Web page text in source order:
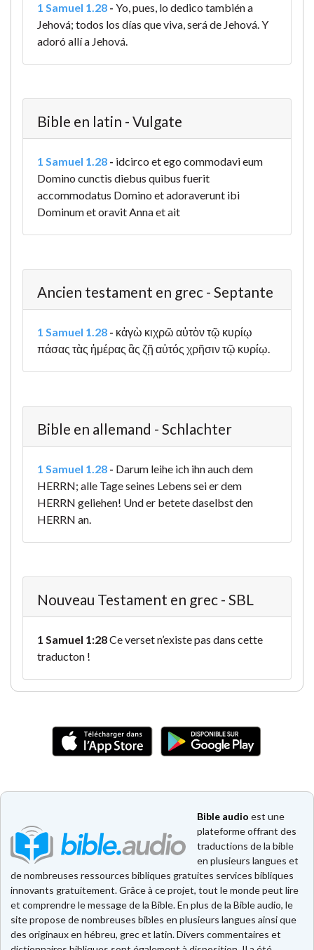
1 Samuel 1.28 - Yo, pues, lo dedico también a
Jehová; todos los días que viva, será de Jehová. Y
adoró allí a Jehová.
Bible en latin - Vulgate
1 Samuel 1.28 - idcirco et ego commodavi eum
Domino cunctis diebus quibus fuerit
accommodatus Domino et adoraverunt ibi
Dominum et oravit Anna et ait
Ancien testament en grec - Septante
1 Samuel 1.28 - κἀγὼ κιχρῶ αὐτὸν τῷ κυρίῳ
πάσας τὰς ἡμέρας ἃς ζῇ αὐτός χρῆσιν τῷ κυρίῳ.
Bible en allemand - Schlachter
1 Samuel 1.28 - Darum leihe ich ihn auch dem
HERRN; alle Tage seines Lebens sei er dem
HERRN geliehen! Und er betete daselbst den
HERRN an.
Nouveau Testament en grec - SBL
1 Samuel 1:28Ce verset n’existe pas dans cette
traducton !
Bible audio est une
plateforme offrant des
traductions de la bible
en plusieurs langues et
de nombreuses ressources bibliques gratuites services bibliques
innovants gratuitement. Grâce à ce projet, tout le monde peut lire
et comprendre le message de la Bible. En plus de la Bible audio, le
site propose de nombreuses bibles en plusieurs langues ainsi que
des originaux en hébreu, grec et latin. Divers commentaires et